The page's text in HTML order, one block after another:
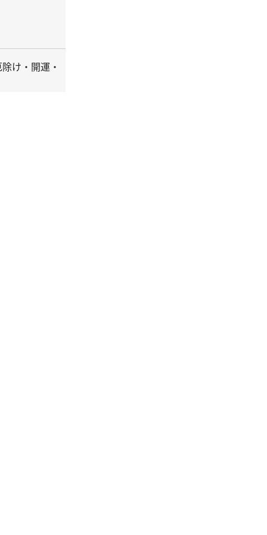
除け・開運・